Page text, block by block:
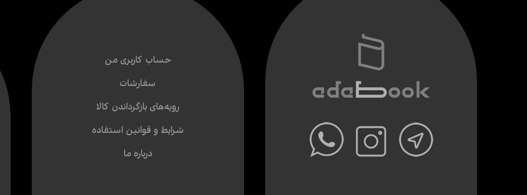
حساب کاربری من
سفارشات
رویه‌های بازگرداندن کالا
شرایط و قوانین استفاده
درباره ما